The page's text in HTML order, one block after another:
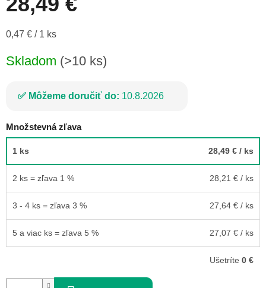
Jednotková
0,47 € / 1 ks
Skladom (>10 ks)
Môžeme doručiť do: 10.8.2026
Množstevná zľava
1 ks 28,49 € / ks
2 ks = zľava 1 % 28,21 € / ks
3 - 4 ks = zľava 3 % 27,64 € / ks
5 a viac ks = zľava 5 % 27,07 € / ks
Ušetríte 0 €